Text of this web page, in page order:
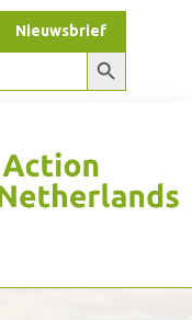
Nieuwsbrief
Zoekknop